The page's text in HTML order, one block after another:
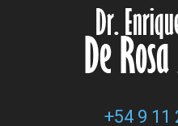
+54 9 11